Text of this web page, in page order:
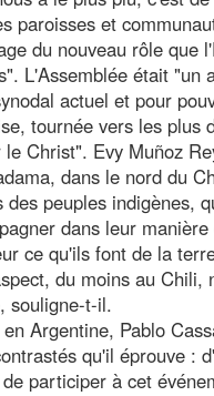
paroisses et
du nouveau rôle que
L'Assemblée était "un
actuel et pour
tournée vers les plus
Christ". Evy Muñoz
dans le nord du
peuples indigènes,
dans leur
ce qu'ils font de la
du moins au Chili,
souligne-t-il.
Argentine, Pablo
qu'il éprouve :
participer à cet